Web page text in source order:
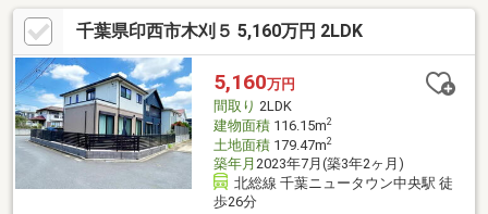
ウォークインクロゼット ◆料理をしながらでもご家族との会話を
楽しめる対面キッチン ◆オール電化で快適エコライフ ◆わが家
の電気は太陽でつくる！「太陽光発電」装備
千葉県印西市木刈５ 5,160万円 2LDK
5,160万円
間取り 2LDK
建物面積116.15m2
土地面積179.47m2
築年月 2023年7月(築3年2ヶ月)
北総線 千葉ニュータウン中央駅 徒
歩26分